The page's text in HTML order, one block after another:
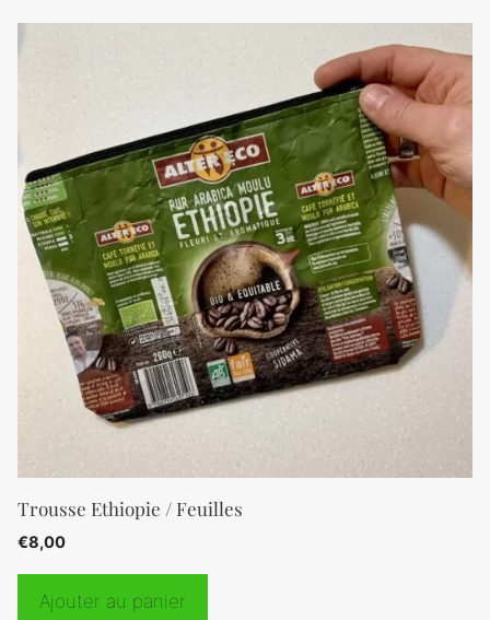
Trousse Ethiopie / Feuilles
€8,00
Ajouter au panier